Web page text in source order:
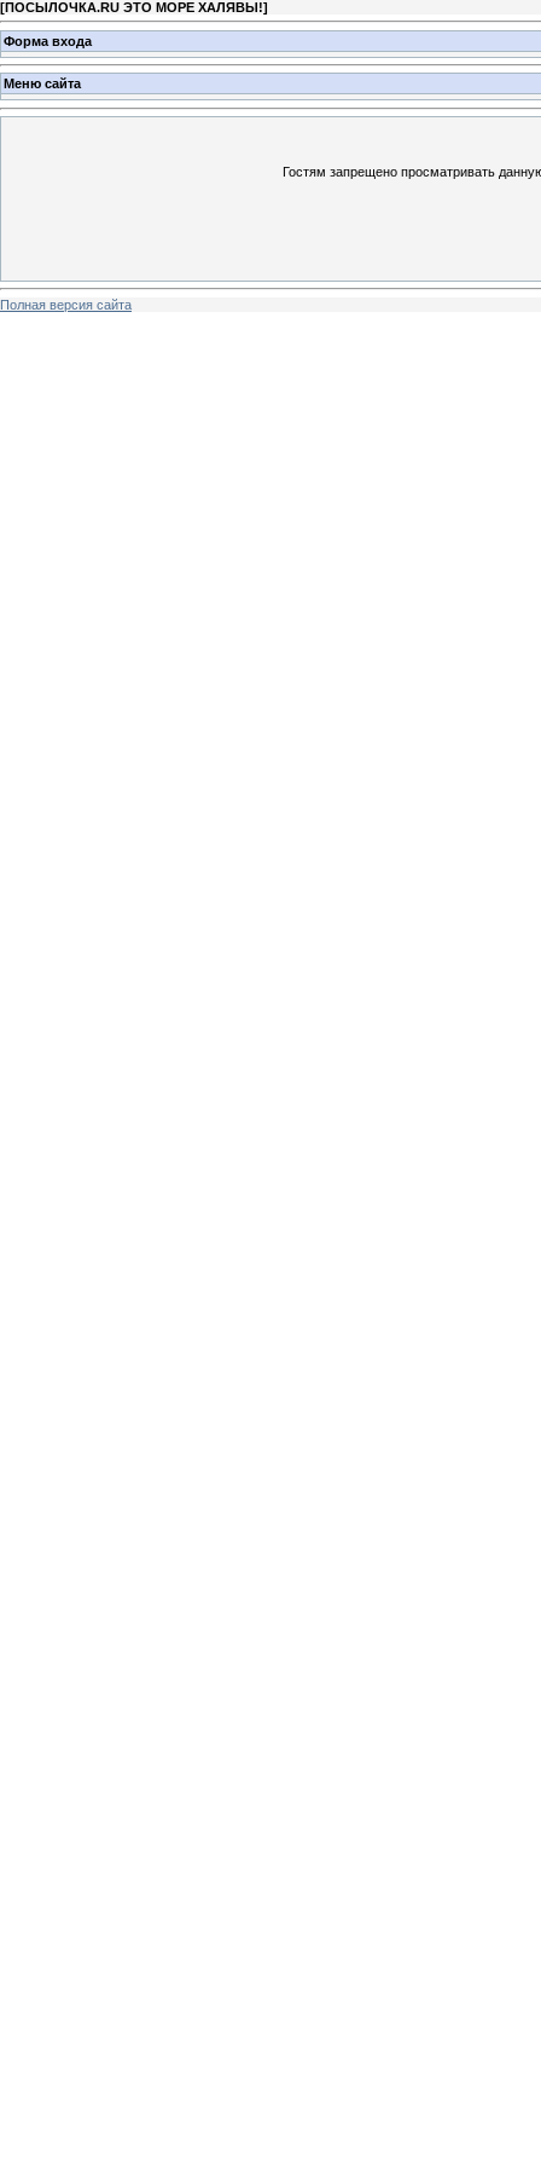
[ПОСЫЛОЧКА.RU ЭТО МОРЕ ХАЛЯВЫ!]
Форма входа
Меню сайта
Гостям запрещено просматривать
Полная версия сайта